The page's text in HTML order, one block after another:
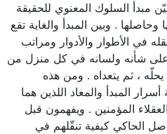
مبدأ السلوك المعنوي للحقيقة
وحاصلها . وبين المبدأ والغاية تقع
في الأطوار والأدوار ومراتب
على شأنه ولسانه في كل منزل من
، ثم يتعداه . ومن هذه
المبدأ والمعاد اللذين هما
المؤمنين . ويفهمون قبل
الحاكي كيفية تنقّلهم في